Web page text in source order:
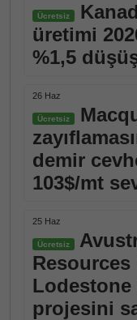
Ücretsiz
üretimi
%1,5
26 Haz
Ücretsiz
demir
103$/mt
25 Haz
Ücretsiz
Resources
Lodestone
projesini